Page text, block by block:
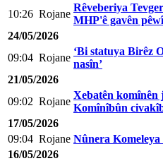
10:26 Rojane
Rêveberiya
MHP'ê gavên
24/05/2026
09:04 Rojane
‘Bi statuya Birêz
nasîn’
21/05/2026
09:02 Rojane
Xebatên
Komînîbûn
17/05/2026
09:04 Rojane Nûnera
16/05/2026